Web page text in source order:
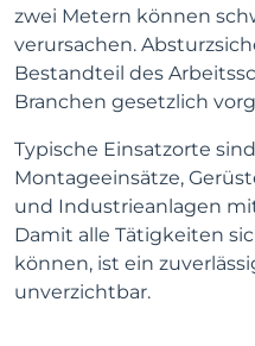
zwei Metern können
verursachen.
Bestandteil des
Branchen gesetzlich
Typische Einsatzorte
Montageeinsätze,
und Industrieanlagen
Damit alle Tätigkeiten
können, ist ein
unverzichtbar.